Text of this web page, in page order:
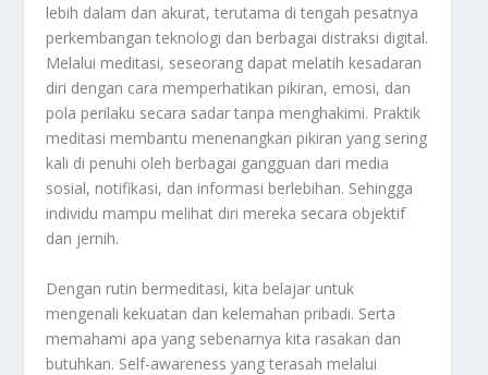
lebih dalam dan akurat, terutama di tengah pesatnya
perkembangan teknologi dan berbagai distraksi digital.
Melalui meditasi, seseorang dapat melatih kesadaran
diri dengan cara memperhatikan pikiran, emosi, dan
pola perilaku secara sadar tanpa menghakimi. Praktik
meditasi membantu menenangkan pikiran yang sering
kali di penuhi oleh berbagai gangguan dari media
sosial, notifikasi, dan informasi berlebihan. Sehingga
individu mampu melihat diri mereka secara objektif
dan jernih.
Dengan rutin bermeditasi, kita belajar untuk
mengenali kekuatan dan kelemahan pribadi. Serta
memahami apa yang sebenarnya kita rasakan dan
butuhkan. Self-awareness yang terasah melalui